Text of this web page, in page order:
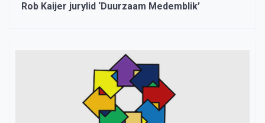
Rob Kaijer jurylid ‘Duurzaam Medemblik’